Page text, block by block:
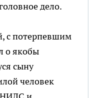
дело.
с потерпевшим
о якобы
сыну
человек